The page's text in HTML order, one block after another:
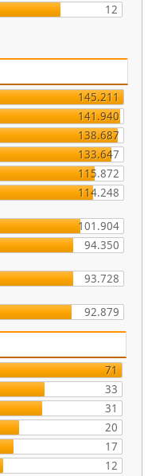
12
145.211
141.940
138.687
133.647
115.872
114.248
101.904
94.350
93.728
92.879
71
33
31
20
17
12